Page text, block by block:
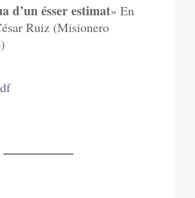
d’un ésser estimat» En
Ruiz (Misionero